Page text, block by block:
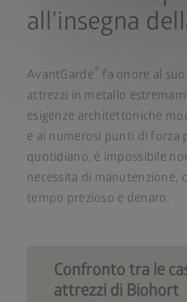
all'insegna
AvantGarde ® fa onore al
attrezzi in metallo
esigenze architettoniche
e ai numerosi punti di forza
quotidiano, è impossibile
necessita di manutenzione,
tempo prezioso e denaro.
Confronto tra le
attrezzi di Biohort